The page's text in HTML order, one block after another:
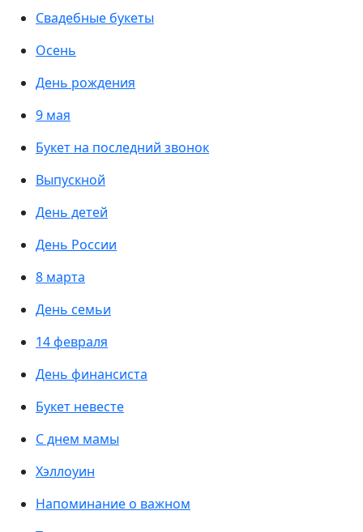
Свадебные букеты
Осень
День рождения
9 мая
Букет на последний звонок
Выпускной
День детей
День России
8 марта
День семьи
14 февраля
День финансиста
Букет невесте
С днем мамы
Хэллоуин
Напоминание о важном